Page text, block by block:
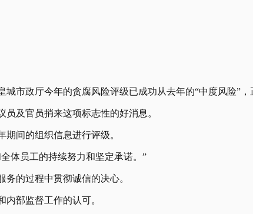
市政厅今年的贪腐风险评级已成功从去年的“中度风险”，
及官员捎来这项标志性的好消息。
间的组织信息进行评级。
体员工的持续努力和坚定承诺。”
的过程中贯彻诚信的决心。
部监督工作的认可。